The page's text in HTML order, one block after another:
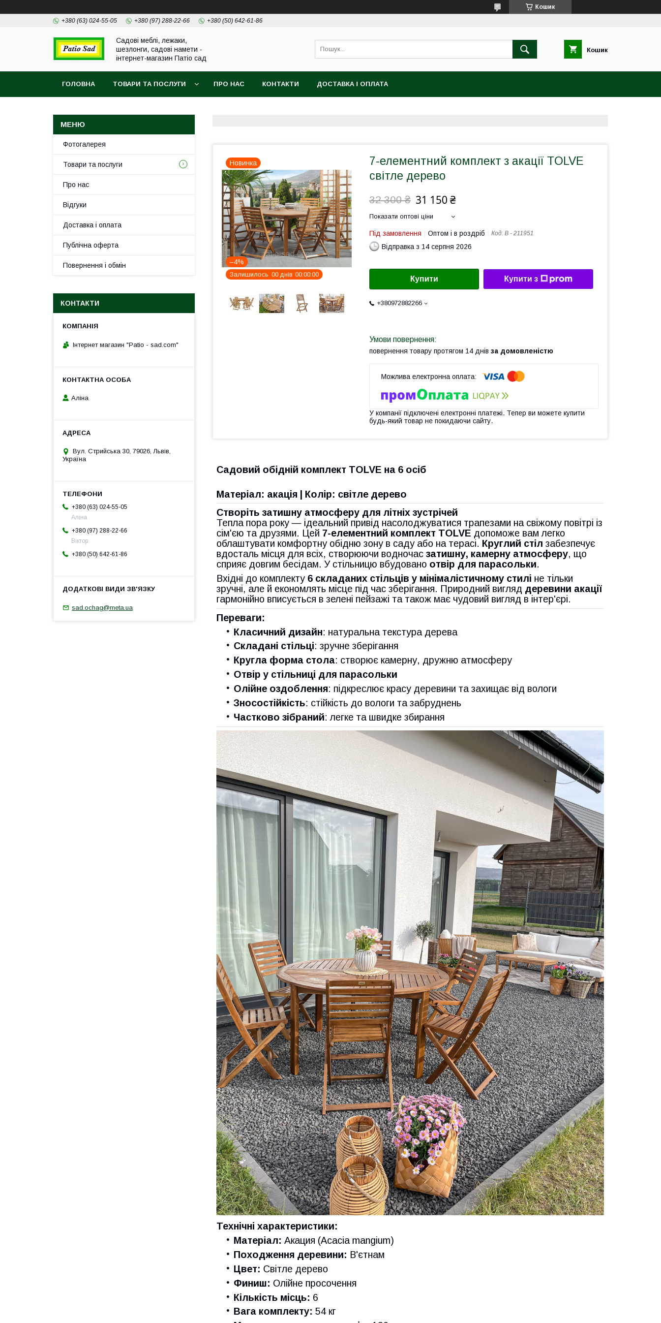
Кошик
+380 (63) 024-55-05 +380 (97) 288-22-66 +380 (50) 642-61-86
Садові меблі, лежаки,
шезлонги, садові намети -
інтернет-магазин Патіо сад
Кошик
ГОЛОВНА ТОВАРИ ТА ПОСЛУГИ ПРО НАС КОНТАКТИ ДОСТАВКА І ОПЛАТА
Новинка
–4%
Залишилось 00 днів 00 00 00
7-елементний комплект з акації TOLVE
світле дерево
32 300 ₴ 31 150 ₴
Показати оптові ціни
Під замовлення Оптом і в роздріб Код: В - 211951
Відправка з 14 серпня 2026
Купити Купити з
+380972882266
повернення товару протягом 14 днів за домовленістю
У компанії підключені електронні платежі. Тепер ви можете купити
будь-який товар не покидаючи сайту.
Садовий обідній комплект TOLVE на 6 осіб
Матеріал: акація | Колір: світле дерево
Створіть затишну атмосферу для літніх зустрічей
Тепла пора року — ідеальний привід насолоджуватися трапезами на свіжому повітрі із
сім'єю та друзями. Цей 7-елементний комплект TOLVE допоможе вам легко
облаштувати комфортну обідню зону в саду або на терасі. Круглий стіл забезпечує
вдосталь місця для всіх, створюючи водночас затишну, камерну атмосферу, що
сприяє довгим бесідам. У стільницю вбудовано отвір для парасольки.
Вхідні до комплекту 6 складаних стільців у мінімалістичному стилі не тільки
зручні, але й економлять місце під час зберігання. Природний вигляд деревини акації
гармонійно вписується в зелені пейзажі та також має чудовий вигляд в інтер'єрі.
Переваги:
Класичний дизайн: натуральна текстура дерева
Складані стільці: зручне зберігання
Кругла форма стола: створює камерну, дружню атмосферу
Отвір у стільниці для парасольки
Олійне оздоблення: підкреслює красу деревини та захищає від вологи
Зносостійкість: стійкість до вологи та забруднень
Частково зібраний: легке та швидке збирання
Технічні характеристики:
Матеріал: Акация (Acacia mangium)
Походження деревини: В'єтнам
Цвет: Світле дерево
Финиш: Олійне просочення
Кількість місць: 6
Вага комплекту: 54 кг
Фотогалерея
Товари та послуги
Про нас
Відгуки
Доставка і оплата
Публічна оферта
Повернення і обмін
КОНТАКТИ
Інтернет магазин "Patio - sad.com"
Аліна
Вул. Стрийська 30, 79026, Львів,
Україна
+380 (63) 024-55-05
Аліна
+380 (97) 288-22-66
Віктор
+380 (50) 642-61-86
sad.ochag@meta.ua